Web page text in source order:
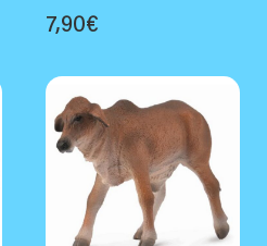
7,90€